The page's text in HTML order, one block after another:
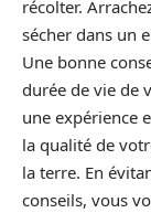
récolter.
sécher dans un
Une bonne
durée de vie de
une expérience
la qualité de
la terre. En
conseils, vous